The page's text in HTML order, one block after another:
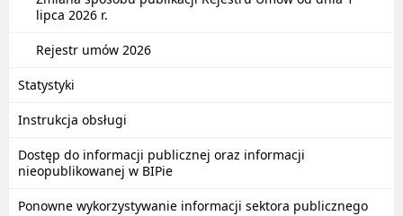
lipca 2026 r.
Rejestr umów 2026
Statystyki
Instrukcja obsługi
Dostęp do informacji publicznej oraz informacji
nieopublikowanej w BIPie
Ponowne wykorzystywanie informacji sektora publicznego